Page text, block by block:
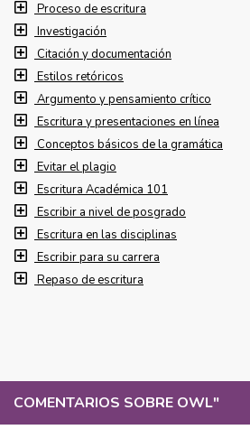
COMENTARIOS SOBRE OWL"
Proceso de escritura
Investigación
Citación y documentación
Estilos retóricos
Argumento y pensamiento crítico
Escritura y presentaciones en línea
Conceptos básicos de la gramática
Evitar el plagio
Escritura Académica 101
Escribir a nivel de posgrado
Escritura en las disciplinas
Escribir para su carrera
Repaso de escritura